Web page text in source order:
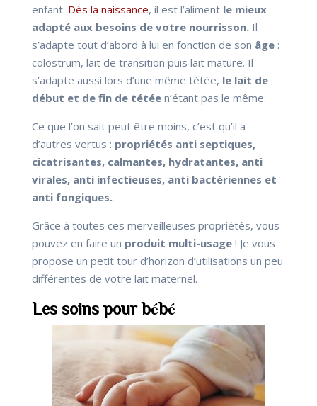
enfant. Dès la naissance, il est l’aliment le mieux
adapté aux besoins de votre nourrisson.Il
s’adapte tout d’abord à lui en fonction de son âge:
colostrum, lait de transition puis lait mature. Il
s’adapte aussi lors d’une même tétée, le lait de
début et de fin de tétéen’étant pas le même.
Ce que l’on sait peut être moins, c’est qu’il a
d’autres vertus : propriétés anti septiques,
cicatrisantes, calmantes, hydratantes, anti
virales, anti infectieuses, anti bactériennes et
anti fongiques.
Grâce à toutes ces merveilleuses propriétés, vous
pouvez en faire un produit multi-usage! Je vous
propose un petit tour d’horizon d’utilisations un peu
différentes de votre lait maternel.
Les soins pour bébé